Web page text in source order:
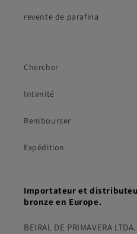
revente de parafina
Chercher
Intimité
Rembourser
Expédition
Importateur et
bronze en Europe.
BEIRAL DE PRIMAVERA LTDA.